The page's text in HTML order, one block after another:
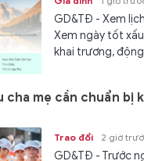
GD&TĐ - Xem
Xem ngày tốt
khai trương,
cha mẹ cần chuẩn bị
Trao đổi 2 giờ
GD&TĐ - Trước